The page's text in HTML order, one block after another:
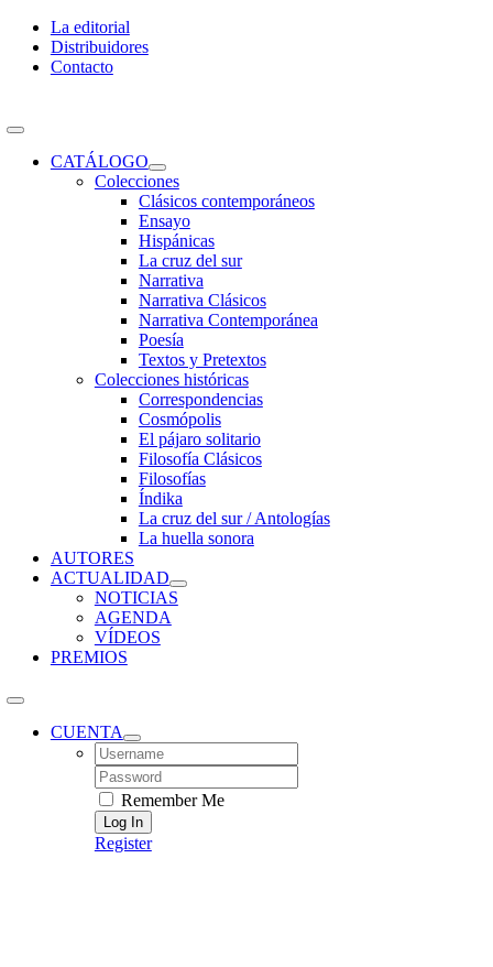
Skip
content
La editorial
Distribuidores
Contacto
Toggle
NavigationCATÁLOGO
Colecciones
Clásicos contemporáneos
Ensayo
Hispánicas
La cruz del sur
Narrativa
Narrativa Clásicos
Narrativa Contemporánea
Poesía
Textos y Pretextos
Colecciones históricas
Correspondencias
Cosmópolis
El pájaro solitario
Filosofía Clásicos
Filosofías
Índika
La cruz del sur / Antologías
La huella sonora
AUTORES
ACTUALIDAD
NOTICIAS
AGENDA
VÍDEOS
PREMIOS
CUENTA
Username:
Password:
Remember Me
Register